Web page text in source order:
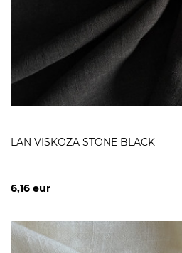
LAN VISKOZA STONE BLACK
6,16 eur